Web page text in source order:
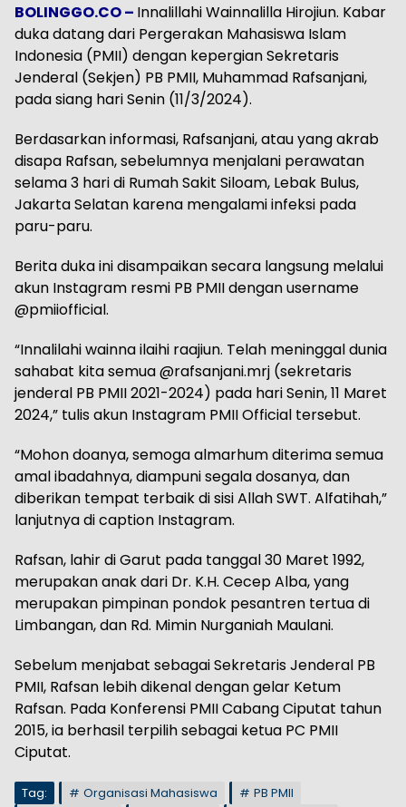
BOLINGGO.CO – Innalillahi Wainnalilla Hirojiun. Kabar
duka datang dari Pergerakan Mahasiswa Islam
Indonesia (PMII) dengan kepergian Sekretaris
Jenderal (Sekjen) PB PMII, Muhammad Rafsanjani,
pada siang hari Senin (11/3/2024).
Berdasarkan informasi, Rafsanjani, atau yang akrab
disapa Rafsan, sebelumnya menjalani perawatan
selama 3 hari di Rumah Sakit Siloam, Lebak Bulus,
Jakarta Selatan karena mengalami infeksi pada
paru-paru.
Berita duka ini disampaikan secara langsung melalui
akun Instagram resmi PB PMII dengan username
@pmiiofficial.
“Innalilahi wainna ilaihi raajiun. Telah meninggal dunia
sahabat kita semua @rafsanjani.mrj (sekretaris
jenderal PB PMII 2021-2024) pada hari Senin, 11 Maret
2024,” tulis akun Instagram PMII Official tersebut.
“Mohon doanya, semoga almarhum diterima semua
amal ibadahnya, diampuni segala dosanya, dan
diberikan tempat terbaik di sisi Allah SWT. Alfatihah,”
lanjutnya di caption Instagram.
Rafsan, lahir di Garut pada tanggal 30 Maret 1992,
merupakan anak dari Dr. K.H. Cecep Alba, yang
merupakan pimpinan pondok pesantren tertua di
Limbangan, dan Rd. Mimin Nurganiah Maulani.
Sebelum menjabat sebagai Sekretaris Jenderal PB
PMII, Rafsan lebih dikenal dengan gelar Ketum
Rafsan. Pada Konferensi PMII Cabang Ciputat tahun
2015, ia berhasil terpilih sebagai ketua PC PMII
Ciputat.
Tag: Organisasi Mahasiswa
PB PMII